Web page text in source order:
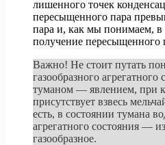
лишенного точек
пересыщенного пара
пара и, как мы понимаем,
получение пересыщенного
Важно! Не стоит путать
газообразного
туманом — явлением, при
присутствует взвесь
есть, в состоянии тумана
агрегатного состояния —
газообразное.